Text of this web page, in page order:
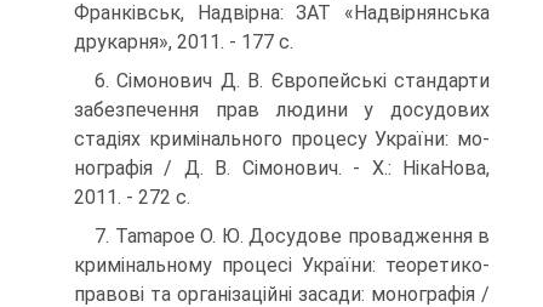
Франківськ, Надвірна: ЗАТ «Надвірнянська
друкарня», 2011. - 177 с.
6. Сімонович Д. В. Європейські стандарти
забезпечення прав лю­дини у досудових
стадіях кримінального процесу України: мо­
нографія / Д. В. Сімонович. - X.: НікаНова,
2011. - 272 с.
7. Tamapoe О. Ю. Досудове провадження в
кримінальному про­цесі України: теоретико-
правові та організаційні засади: мо­нографія /